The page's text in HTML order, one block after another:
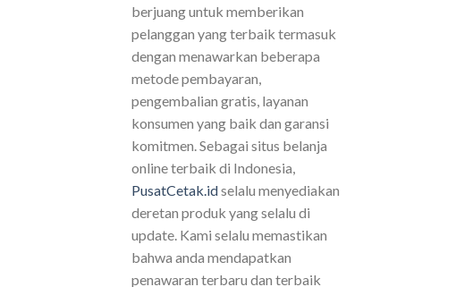
berjuang untuk memberikan
pelanggan yang terbaik termasuk
dengan menawarkan beberapa
metode pembayaran,
pengembalian gratis, layanan
konsumen yang baik dan garansi
komitmen. Sebagai situs belanja
online terbaik di Indonesia,
PusatCetak.idselalu menyediakan
deretan produk yang selalu di
update. Kami selalu memastikan
bahwa anda mendapatkan
penawaran terbaru dan terbaik